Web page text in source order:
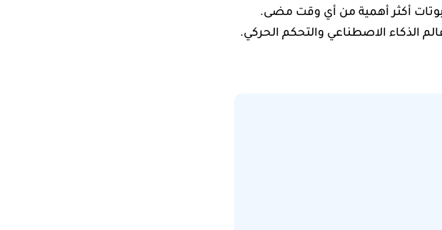
أكثر أهمية من أي وقت مضى.
الذكاء الاصطناعي والتحكم الحركي.